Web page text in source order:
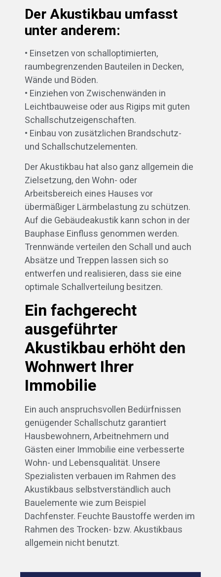
Der Akustikbau umfasst
unter anderem:
• Einsetzen von schalloptimierten,
raumbegrenzenden Bauteilen in Decken,
Wände und Böden.
• Einziehen von Zwischenwänden in
Leichtbauweise oder aus Rigips mit guten
Schallschutzeigenschaften.
• Einbau von zusätzlichen Brandschutz-
und Schallschutzelementen.
Der Akustikbau hat also ganz allgemein die
Zielsetzung, den Wohn- oder
Arbeitsbereich eines Hauses vor
übermäßiger Lärmbelastung zu schützen.
Auf die Gebäudeakustik kann schon in der
Bauphase Einfluss genommen werden.
Trennwände verteilen den Schall und auch
Absätze und Treppen lassen sich so
entwerfen und realisieren, dass sie eine
optimale Schallverteilung besitzen.
Ein fachgerecht
ausgeführter
Akustikbau erhöht den
Wohnwert Ihrer
Immobilie
Ein auch anspruchsvollen Bedürfnissen
genügender Schallschutz garantiert
Hausbewohnern, Arbeitnehmern und
Gästen einer Immobilie eine verbesserte
Wohn- und Lebensqualität. Unsere
Spezialisten verbauen im Rahmen des
Akustikbaus selbstverständlich auch
Bauelemente wie zum Beispiel
Dachfenster. Feuchte Baustoffe werden im
Rahmen des Trocken- bzw. Akustikbaus
allgemein nicht benutzt.